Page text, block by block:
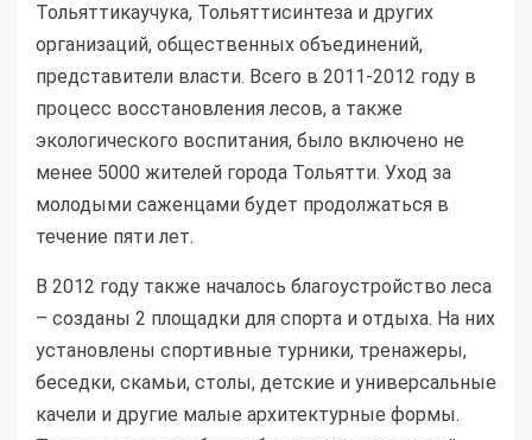
Тольяттикаучука, Тольяттисинтеза и других
организаций, общественных объединений,
представители власти. Всего в 2011-2012 году в
процесс восстановления лесов, а также
экологического воспитания, было включено не
менее 5000 жителей города Тольятти. Уход за
молодыми саженцами будет продолжаться в
течение пяти лет.
В 2012 году также началось благоустройство леса
– созданы 2 площадки для спорта и отдыха. На них
установлены спортивные турники, тренажеры,
беседки, скамьи, столы, детские и универсальные
качели и другие малые архитектурные формы.